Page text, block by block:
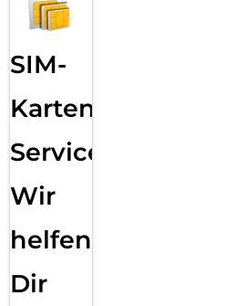
SIM-
Karten
Service:
Wir
helfen
Dir